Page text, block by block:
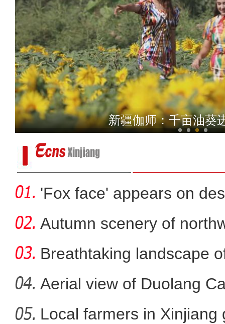
实拍新疆库车全程机
新疆库尔勒市回应香梨采
新疆伽师：千亩油葵
'Fox face' appears on
Autumn scenery of
Breathtaking landscape
Aerial view of Duolang
Local farmers in Xinjiang